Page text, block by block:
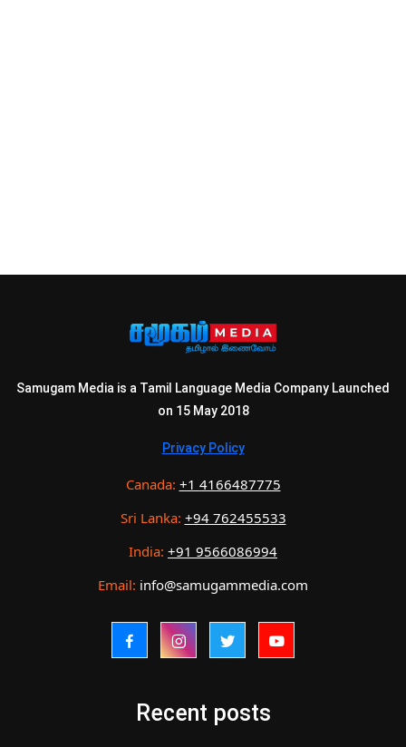
Samugam Media is a Tamil Language Media Company Launched
on 15 May 2018
Privacy Policy
Canada: +1 4166487775
Sri Lanka: +94 762455533
India: +91 9566086994
Email: info@samugammedia.com
Recent posts